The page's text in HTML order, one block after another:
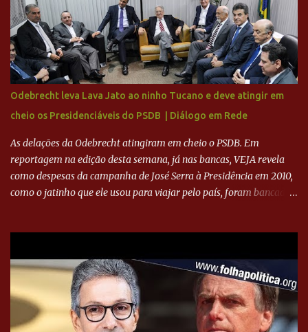
investimentos no departamento de futebol. O projeto apresentado
para a recuperação do Cruzeiro, o aporte financeiro inicial, com
Ronaldo sendo solidário à dívida de R$ 1 bilhão a partir de agora,
mais o peso que o ex-atacante tem no mundo do futebol, além de
sua história na Raposa, pesaram para que um dos mais icônicos
camisas 9 acertasse a compra do clube. Fonte: Itatiaia Fonte:
ADVOGADO DO CRUZEIRO NA SAF EXPLICA SITUAÇÃO DO
CRUZEIRO - RONALDO COMPROU 90% DAS AÇÕES DO CLUBE
Odebrecht leva Lava Jato ao ninho Tucano e deve atingir em
cheio os Presidenciáveis do PSDB | Diálogo em Rede
As delações da Odebrecht atingiram em cheio o PSDB. Em
reportagem na edição desta semana, já nas bancas, VEJA revela
como despesas da campanha de José Serra à Presidência em 2010,
como o jatinho que ele usou para viajar pelo país, foram bancadas
Executiva Nacional do PSDB (Valter Campanato/Agência Brasil) O
texto também põe fim a um mistério: três fontes confirmaram à
revista que o codinome “santo” que aparece em planilhas da
empreiteira refere-se ao governador de São Paulo, Geraldo
Alckmin (PSDB) — nenhum deles, no entanto, disse ter negociado